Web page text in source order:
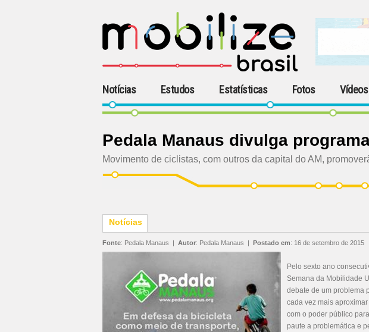
Notícias Estudos Estatísticas Fotos Vídeos
Pedala Manaus divulga
Movimento de ciclistas, com outros da capital do AM,
Notícias
Fonte: Pedala Manaus | Autor: Pedala Manaus | Postado em: 16 de setembro de 2015
Pelo sexto ano
Semana da Mobilidade
debate de um problema
cada vez mais
com o poder público
paute a problemática e